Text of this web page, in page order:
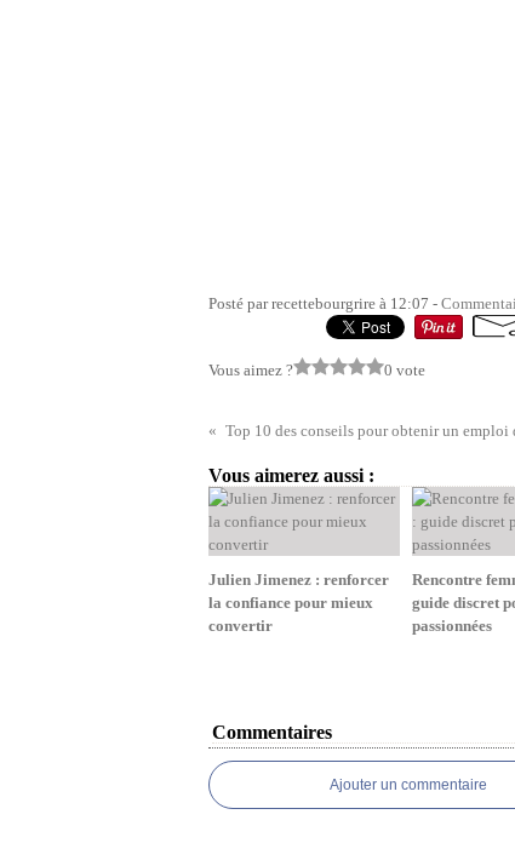
Posté par recettebourgrire à 12:07 -
Vous aimez ? 0 vote
Vous aimerez aussi :
Julien Jimenez : renforcer
la confiance pour mieux
convertir
Rencontre
guide discret
passionnées
Commentaires
Ajouter un commentaire